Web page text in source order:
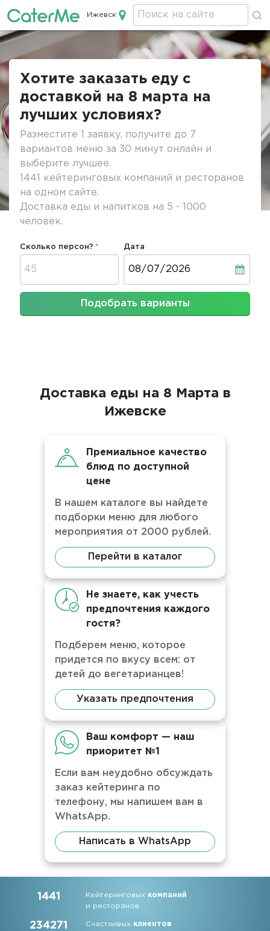
Кейтеринг в Ижевске
Ижевск
Строка
Хотите заказать еду с
доставкой на 8 марта на
лучших условиях?
Разместите 1 заявку, получите до 7
вариантов меню за 30 минут онлайн и
выберите лучшее.
1441 кейтеринговых компаний и ресторанов
на одном сайте.
Доставка еды и напитков на 5 - 1000
человек.
Сколько персон? Дата
Подобрать варианты
Доставка еды на 8 Марта в
Ижевске
Премиальное качество
блюд по доступной
цене
В нашем каталоге вы найдете
подборки меню для любого
мероприятия от 2000 рублей.
Перейти в каталог
Не знаете, как учесть
предпочтения каждого
гостя?
Подберем меню, которое
придется по вкусу всем: от
детей до вегетарианцев!
Указать предпочтения
Ваш комфорт — наш
приоритет №1
Если вам неудобно обсуждать
заказ кейтеринга по
телефону, мы напишем вам в
WhatsApp.
Написать в WhatsApp
1441 Кейтеринговых компаний
и ресторанов
234271 Счастливых клиентов